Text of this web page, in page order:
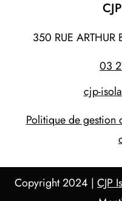
350 RUE
03
cjp-
Politique de gestion
Copyright 2024 | CJP